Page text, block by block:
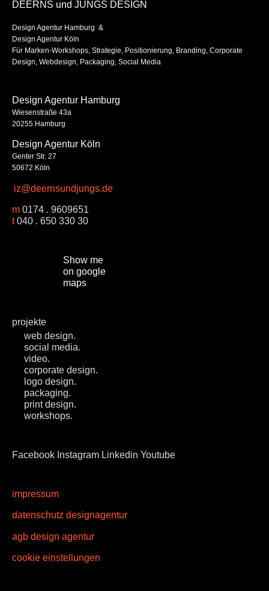
DEERNS und JUNGS DESIGN
Design Agentur Hamburg &
Design Agentur Köln
Für Marken-Workshops, Strategie, Positionierung, Branding, Corporate
Design, Webdesign, Packaging, Social Media
Design Agentur Hamburg
Wiesenstraße 43a
20255 Hamburg
Design Agentur Köln
Genter Str. 27
50672 Köln
iz@deernsundjungs.de
m 0174 . 9609651
t 040 . 650 330 30
Show me
on google
maps
projekte
web design.
social media.
video.
corporate design.
logo design.
packaging.
print design.
workshops.
Facebook Instagram Linkedin Youtube
impressum
datenschutz designagentur
agb design agentur
cookie einstellungen